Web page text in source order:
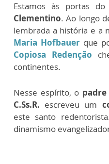
Estamos às portas
Clementino. Ao longo
lembrada a história e a
Maria Hofbauer que
Copiosa Redenção
continentes.
Nesse espírito, o padre
C.Ss.R. escreveu um
este santo
dinamismo